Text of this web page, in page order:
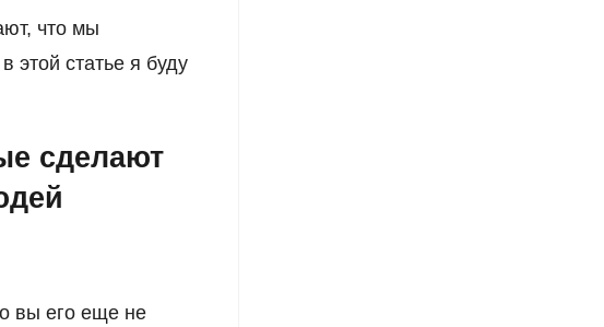
что мы
этой статье я буду
сделают
вы его еще не